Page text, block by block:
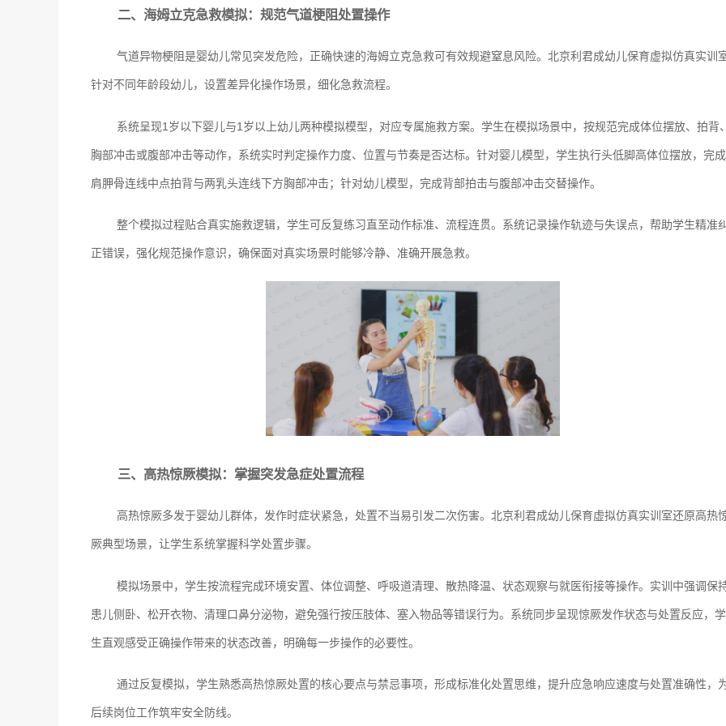
二、海姆立克急救模拟：规范气道梗阻处置操作
气道异物梗阻是婴幼儿常见突发危险，正确快速的海姆立克急救可有效规避窒息风险。北京利君成幼儿保育虚拟仿真实训
针对不同年龄段幼儿，设置差异化操作场景，细化急救流程。
系统呈现1岁以下婴儿与1岁以上幼儿两种模拟模型，对应专属施救方案。学生在模拟场景中，按规范完成体位摆放、拍背、
胸部冲击或腹部冲击等动作，系统实时判定操作力度、位置与节奏是否达标。针对婴儿模型，学生执行头低脚高体位摆放，完成
肩胛骨连线中点拍背与两乳头连线下方胸部冲击；针对幼儿模型，完成背部拍击与腹部冲击交替操作。
整个模拟过程贴合真实施救逻辑，学生可反复练习直至动作标准、流程连贯。系统记录操作轨迹与失误点，帮助学生精准
正错误，强化规范操作意识，确保面对真实场景时能够冷静、准确开展急救。
三、高热惊厥模拟：掌握突发急症处置流程
高热惊厥多发于婴幼儿群体，发作时症状紧急，处置不当易引发二次伤害。北京利君成幼儿保育虚拟仿真实训室还原高热
厥典型场景，让学生系统掌握科学处置步骤。
模拟场景中，学生按流程完成环境安置、体位调整、呼吸道清理、散热降温、状态观察与就医衔接等操作。实训中强调保
患儿侧卧、松开衣物、清理口鼻分泌物，避免强行按压肢体、塞入物品等错误行为。系统同步呈现惊厥发作状态与处置反应，学
生直观感受正确操作带来的状态改善，明确每一步操作的必要性。
通过反复模拟，学生熟悉高热惊厥处置的核心要点与禁忌事项，形成标准化处置思维，提升应急响应速度与处置准确性，
后续岗位工作筑牢安全防线。